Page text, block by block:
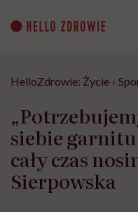
content
HelloZdrowie: Życie ›
siebie
cały czas
Sierpowska